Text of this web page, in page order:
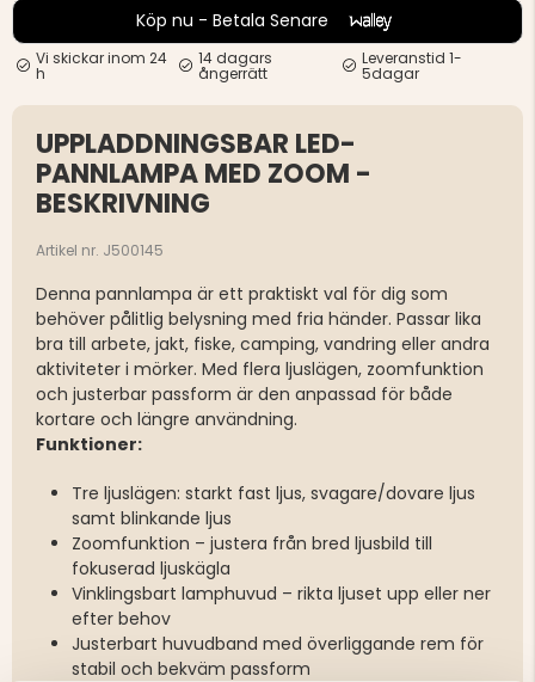
Köp nu - Betala Senare
Vi skickar inom 24
h
14 dagars
ångerrätt
Leveranstid 1-
5dagar
UPPLADDNINGSBAR LED-
PANNLAMPA MED ZOOM -
BESKRIVNING
Artikel nr. J500145
Denna pannlampa är ett praktiskt val för dig som
behöver pålitlig belysning med fria händer. Passar lika
bra till arbete, jakt, fiske, camping, vandring eller andra
aktiviteter i mörker. Med flera ljuslägen, zoomfunktion
och justerbar passform är den anpassad för både
kortare och längre användning.
Funktioner:
Tre ljuslägen: starkt fast ljus, svagare/dovare ljus
samt blinkande ljus
Zoomfunktion – justera från bred ljusbild till
fokuserad ljuskägla
Vinklingsbart lamphuvud – rikta ljuset upp eller ner
efter behov
Justerbart huvudband med överliggande rem för
stabil och bekväm passform